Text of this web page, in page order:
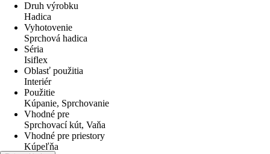
Druh výrobku
Hadica
Vyhotovenie
Sprchová hadica
Séria
Isiflex
Oblasť použitia
Interiér
Použitie
Kúpanie, Sprchovanie
Vhodné pre
Sprchovací kút, Vaňa
Vhodné pre priestory
Kúpeľňa